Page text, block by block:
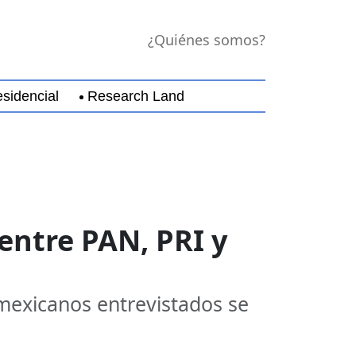
¿Quiénes somos?
Research Land
PAN, PRI y
entrevistados se